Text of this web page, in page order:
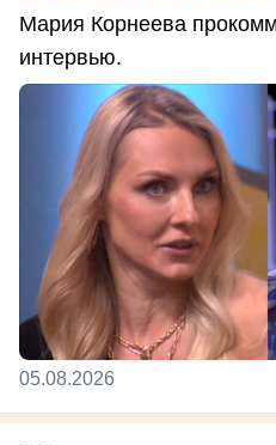
Мария Корнеева
интервью.
05.08.2026